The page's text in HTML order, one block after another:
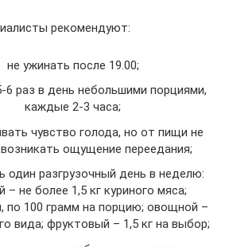
рекомендуют:
не ужинать после 19.00;
6 раз в день небольшими порциями,
каждые 2-3 часа;
чувство голода, но от пищи не
ощущение переедания;
один разгрузочный день в неделю:
– не более 1,5 кг куриного мяса;
по 100 грамм на порцию; овощной –
вида; фруктовый – 1,5 кг на выбор;